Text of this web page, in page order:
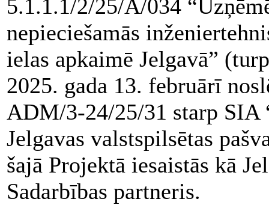
5.1.1.1/2/25/A/034
nepieciešamās
ielas apkaimē Jelgavā”
2025. gada 13. februārī
ADM/3-24/25/31 starp SIA
Jelgavas valstspilsētas
šajā Projektā iesaistās kā
Sadarbības partneris.